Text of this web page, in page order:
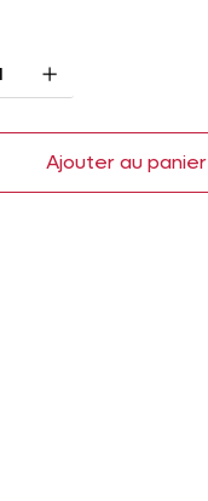
Ajouter au panier